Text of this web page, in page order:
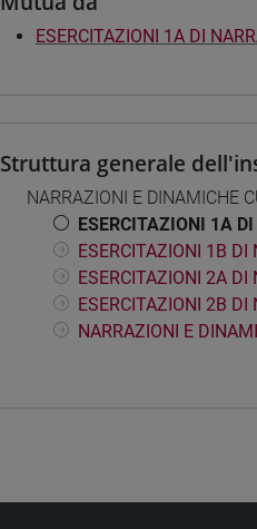
ESERCITAZIONI 1A DI
Struttura generale
NARRAZIONI E DINAMICHE
ESERCITAZIONI 1A
ESERCITAZIONI 1B
ESERCITAZIONI 2A
ESERCITAZIONI 2B
NARRAZIONI E